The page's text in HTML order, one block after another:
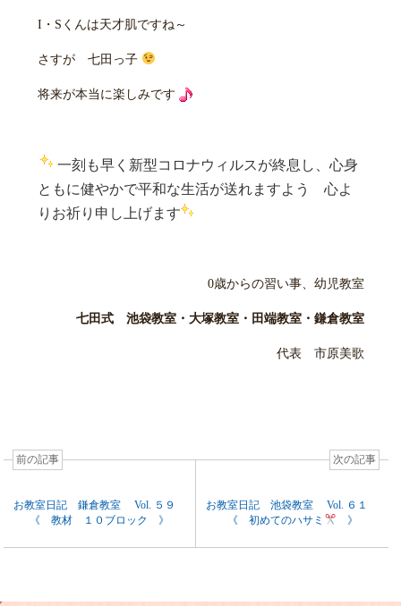
I・Sくんは天才肌ですね～
さすが 七田っ子
将来が本当に楽しみです
一刻も早く新型コロナウィルスが終息し、心身
ともに健やかで平和な生活が送れますよう 心よ
りお祈り申し上げます
0歳からの習い事、幼児教室
七田式 池袋教室・大塚教室・田端教室・鎌倉教室
代表 市原美歌
前の記事
お教室日記 鎌倉教室 Vol. ５９
《 教材 １０ブロック 》
次の記事
お教室日記 池袋教室 Vol. ６１
《 初めてのハサミ
》